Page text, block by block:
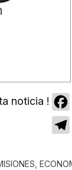
noticia !
,